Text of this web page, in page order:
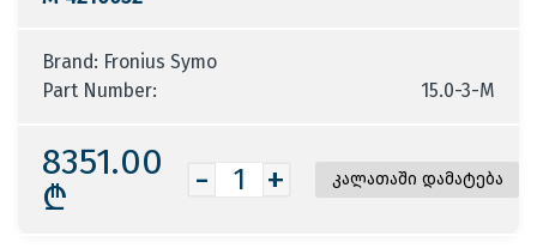
Brand: Fronius Symo
Part Number:
15.0-3-M
8351.00
₾
- +